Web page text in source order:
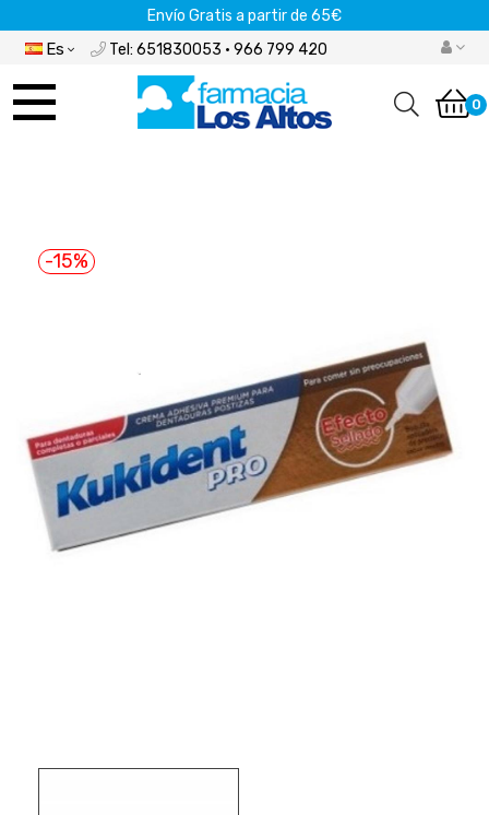
Envío Gratis a partir de 65€
Es Tel: 651830053 · 966 799 420
Navegación 0
-15%